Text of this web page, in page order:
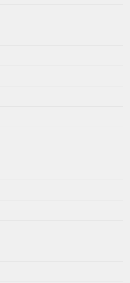
vers gyorsvonatban
kávéház
8
Bagon át